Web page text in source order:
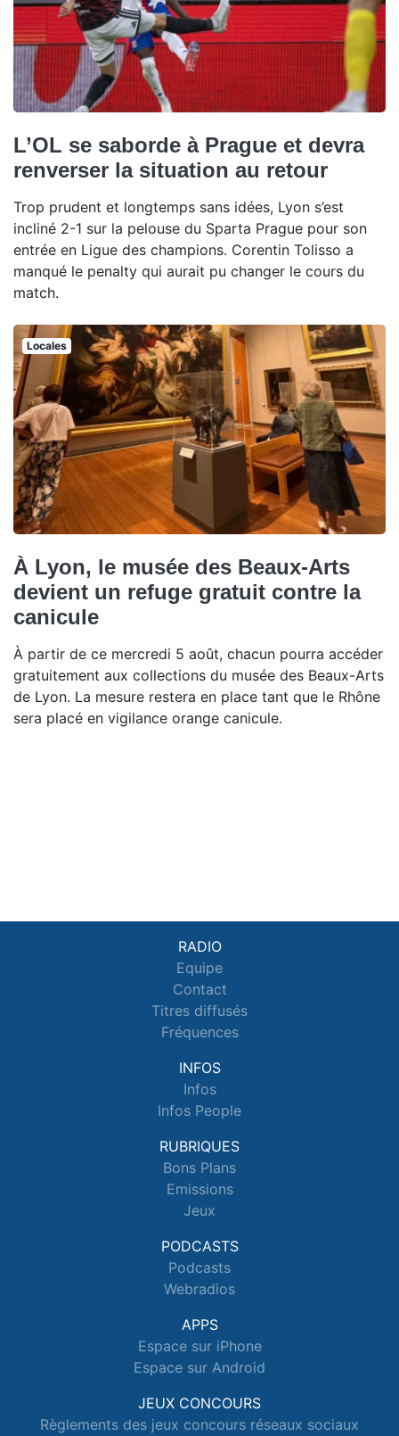
L’OL se saborde à Prague et devra
renverser la situation au retour
Trop prudent et longtemps sans idées, Lyon s’est
incliné 2-1 sur la pelouse du Sparta Prague pour son
entrée en Ligue des champions. Corentin Tolisso a
manqué le penalty qui aurait pu changer le cours du
match.
Locales
À Lyon, le musée des Beaux-Arts
devient un refuge gratuit contre la
canicule
À partir de ce mercredi 5 août, chacun pourra accéder
gratuitement aux collections du musée des Beaux-Arts
de Lyon. La mesure restera en place tant que le Rhône
sera placé en vigilance orange canicule.
RADIO
Equipe
Contact
Titres diffusés
Fréquences
INFOS
Infos
Infos People
RUBRIQUES
Bons Plans
Emissions
Jeux
PODCASTS
Podcasts
Webradios
APPS
Espace sur iPhone
Espace sur Android
JEUX CONCOURS
Règlements des jeux concours réseaux sociaux